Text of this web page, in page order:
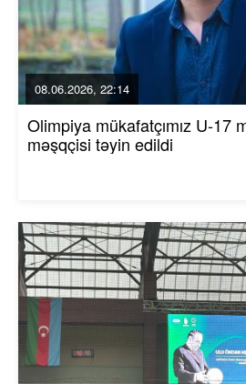
08.06.2026, 22:14
Olimpiya mükafatçımız U-17
məşqçisi təyin edildi